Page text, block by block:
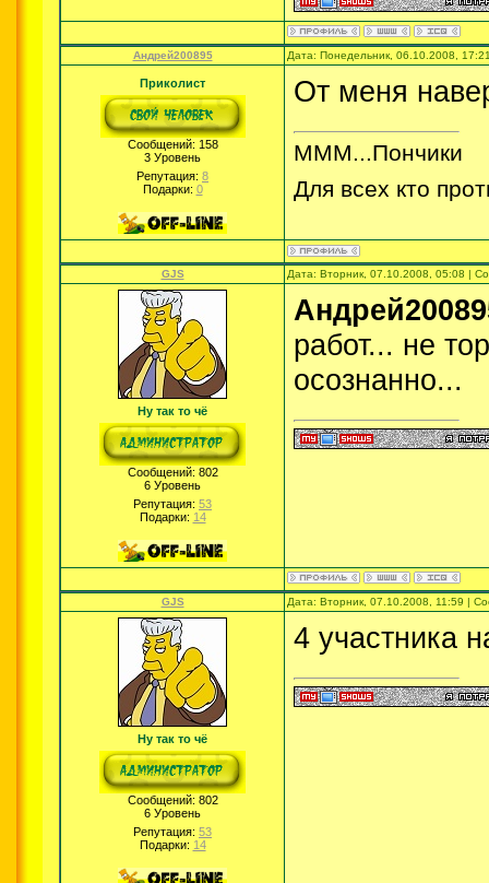
Андрей200895 Дата: Понедельник, 06.10.2008,
Приколист
Сообщений: 158
3 Уровень
Репутация: 8
Подарки: 0
От меня
МММ...Пончики
Для всех кто
GJS Дата: Вторник, 07.10.2008, 05:08 |
Ну так то чё
Сообщений: 802
6 Уровень
Репутация: 53
Подарки: 14
работ... не
осознанно...
GJS Дата: Вторник, 07.10.2008, 11:59 |
Ну так то чё
Сообщений: 802
6 Уровень
Репутация: 53
Подарки: 14
4 участника